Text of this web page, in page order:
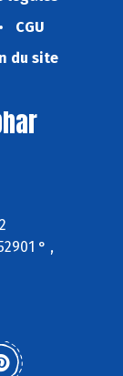
CGU
du site
° ,